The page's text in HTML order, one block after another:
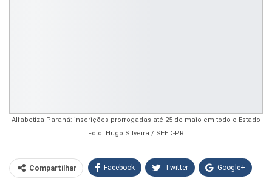
Alfabetiza Paraná: inscrições prorrogadas até 25 de maio em todo o Estado
Foto: Hugo Silveira / SEED-PR
Compartilhar Facebook Twitter Google+